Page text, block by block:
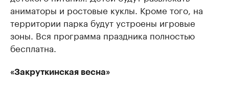
аниматоры и ростовые куклы. Кроме того, на
территории парка будут устроены игровые
зоны. Вся программа праздника полностью
бесплатна.
«Закруткинская весна»